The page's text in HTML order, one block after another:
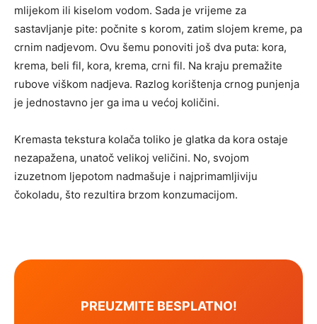
mlijekom ili kiselom vodom. Sada je vrijeme za
sastavljanje pite: počnite s korom, zatim slojem kreme, pa
crnim nadjevom. Ovu šemu ponoviti još dva puta: kora,
krema, beli fil, kora, krema, crni fil. Na kraju premažite
rubove viškom nadjeva. Razlog korištenja crnog punjenja
je jednostavno jer ga ima u većoj količini.
Kremasta tekstura kolača toliko je glatka da kora ostaje
nezapažena, unatoč velikoj veličini. No, svojom
izuzetnom ljepotom nadmašuje i najprimamljiviju
čokoladu, što rezultira brzom konzumacijom.
PREUZMITE BESPLATNO!